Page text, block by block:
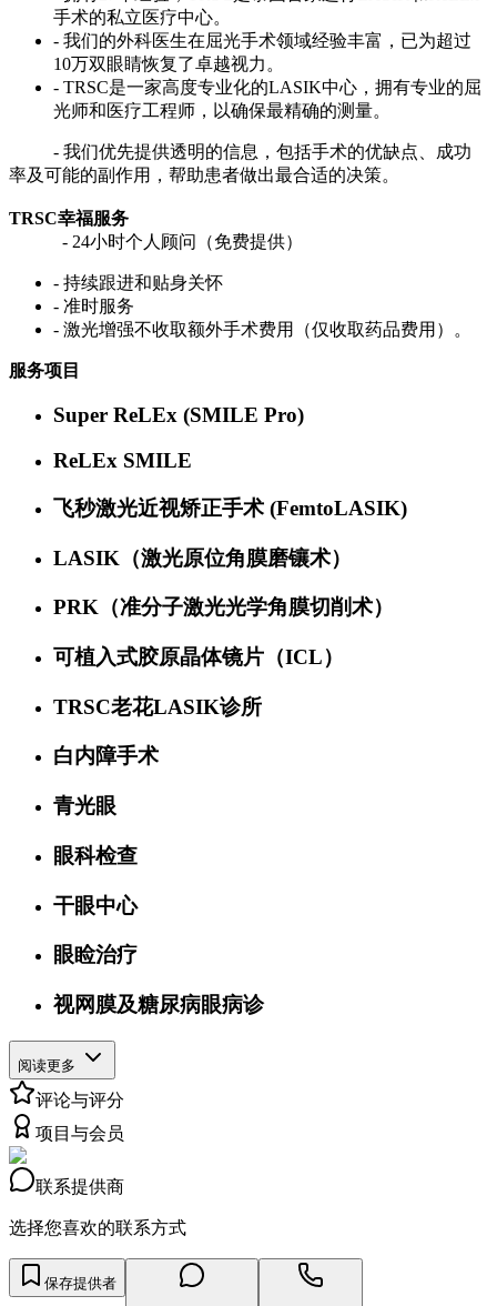
手术的私立医疗中心。
- 我们的外科医生在屈光手术领域经验丰富，已为超过
10万双眼睛恢复了卓越视力。
​- TRSC是一家高度专业化的LASIK中心，拥有专业的屈
光师和医疗工程师，以确保最精确的测量。
- 我们优先提供透明的信息，包括手术的优缺点、成功
率及可能的副作用，帮助患者做出最合适的决策。
TRSC幸福服务
- 24小时个人顾问（免费提供）
- 持续跟进和贴身关怀
- 准时服务
- 激光增强不收取额外手术费用（仅收取药品费用）。
服务项目
Super ReLEx (SMILE Pro)
ReLEx SMILE
飞秒激光近视矫正手术 (FemtoLASIK)
LASIK（激光原位角膜磨镶术）
PRK（准分子激光光学角膜切削术）
可植入式胶原晶体镜片（ICL）
TRSC老花LASIK诊所
白内障手术
青光眼
眼科检查
干眼中心
眼睑治疗
视网膜及糖尿病眼病诊
阅读更多
评论与评分
项目与会员
联系提供商
选择您喜欢的联系方式
保存提供者